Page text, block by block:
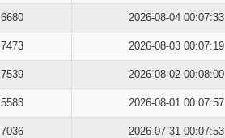
6680 2026-08-04 00:07:33
7473 2026-08-03 00:07:19
7539 2026-08-02 00:08:00
5583 2026-08-01 00:07:57
7036 2026-07-31 00:07:53